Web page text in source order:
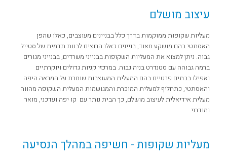
עיצוב מושלם
מעליות שקופות ממוקמות בדרך כלל בבניינים מעוצבים, כאלו שהפן
האסתטי בהם מושקע מאוד, בניינים כאלו הרוצים לבנות תדמית של סטייל
גבוה. ניתן למצוא את המעליות השקופות בבנייני משרדים, בבנייני מגורים
ברמה גבוהה עם סטנדרט בניה גבוה. במרכזי קניות גדולים ויוקרתיים
ואפילו בבתים פרטיים בהם המעלית המעוצבות שומרת על המראה היפה
והאסתטי, כתחליף למעלית המוכרת והמגושמות המעלית השקופה מהווה
מעלית אידיאלית לעיצוב מושלם, כך הבית נותר עם קו יפה ועדכני, מואר
ומודרני.
מעליות שקופות - חשיפה במהלך הנסיעה